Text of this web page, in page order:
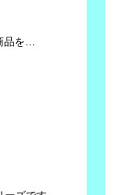
品を…